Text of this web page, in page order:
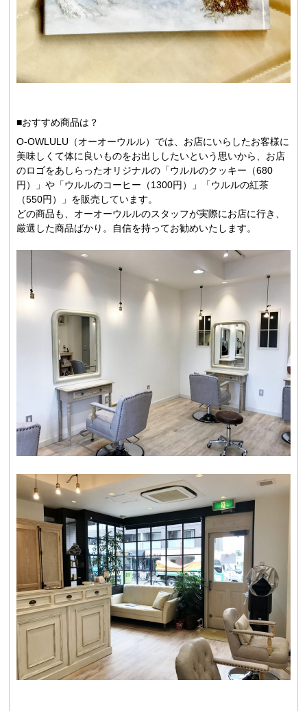
■おすすめ商品は？
O-OWLULU（オーオーウルル）では、お店にいらしたお客様に
美味しくて体に良いものをお出ししたいという思いから、お店
のロゴをあしらったオリジナルの「ウルルのクッキー（680
円）」や「ウルルのコーヒー（1300円）」「ウルルの紅茶
（550円）」を販売しています。
どの商品も、オーオーウルルのスタッフが実際にお店に行き、
厳選した商品ばかり。自信を持ってお勧めいたします。